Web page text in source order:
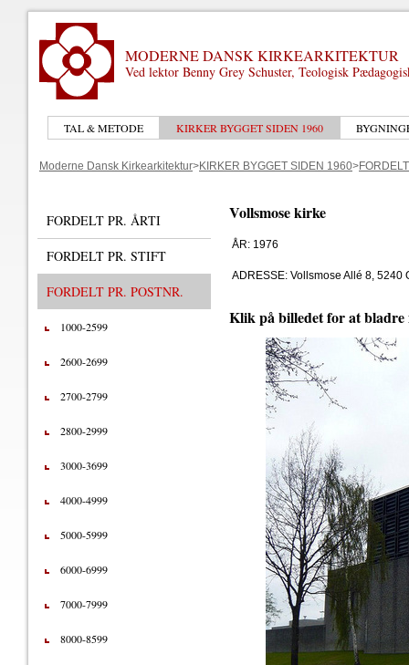
MODERNE DANSK KIRKEARKITEKTUR
Ved lektor Benny Grey Schuster, Teologisk
TAL & METODE KIRKER BYGGET SIDEN 1960
Moderne Dansk Kirkearkitektur>KIRKER BYGGET SIDEN 1960>
FORDELT PR. ÅRTI
FORDELT PR. STIFT
FORDELT PR. POSTNR.
1000-2599
2600-2699
2700-2799
2800-2999
3000-3699
4000-4999
5000-5999
6000-6999
7000-7999
8000-8599
Vollsmose kirke
ÅR: 1976
ADRESSE: Vollsmose Allé 8, 5240
Klik på billedet for at bladre